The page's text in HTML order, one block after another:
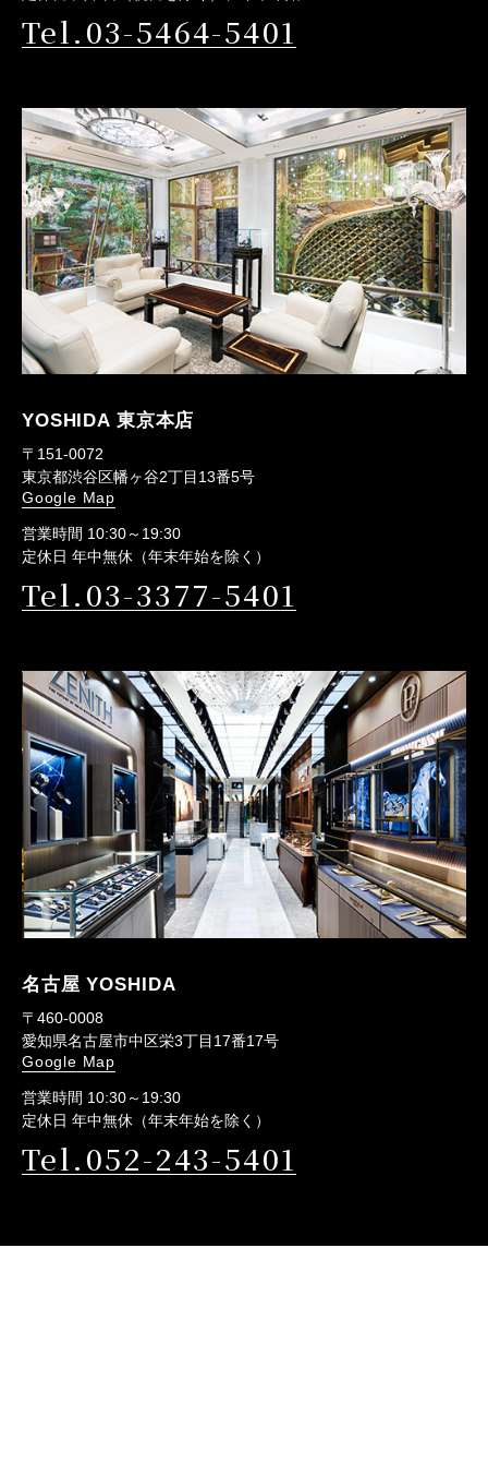
Tel.03-5464-5401
YOSHIDA 東京本店
〒151-0072
東京都渋谷区幡ヶ谷2丁目13番5号
Google Map
営業時間 10:30～19:30
定休日 年中無休（年末年始を除く）
Tel.03-3377-5401
名古屋 YOSHIDA
〒460-0008
愛知県名古屋市中区栄3丁目17番17号
Google Map
営業時間 10:30～19:30
定休日 年中無休（年末年始を除く）
Tel.052-243-5401